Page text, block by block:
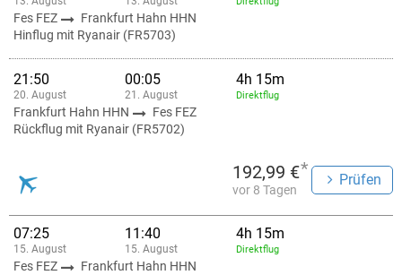
Fes FEZ
Frankfurt Hahn HHN
Hinflug mit Ryanair (FR5703)
21:50
20. August
00:05
21. August
4h 15m
Direktflug
Frankfurt Hahn HHN
Fes FEZ
Rückflug mit Ryanair (FR5702)
192,99 €*
vor 8 Tagen
Prüfen
07:25
15. August
11:40
15. August
4h 15m
Direktflug
Fes FEZ
Frankfurt Hahn HHN